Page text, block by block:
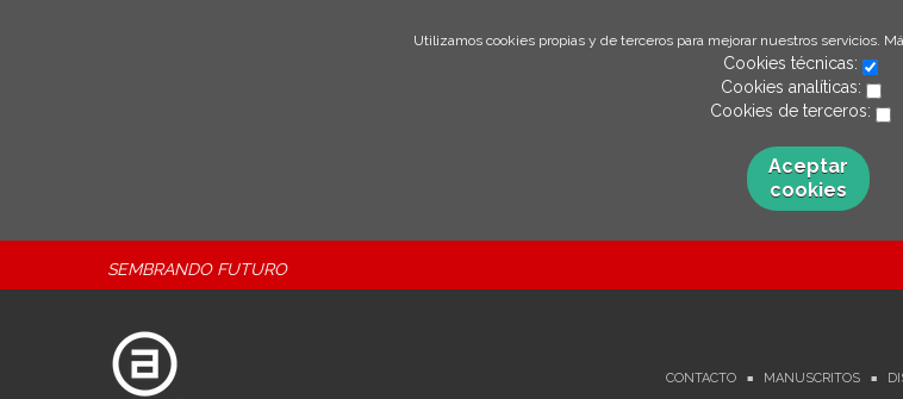
Utilizamos cookies propias y de terceros para mejorar nuestros servicios.
Cookies técnicas:
Cookies analíticas:
Cookies de terceros:
Aceptar
cookies
SEMBRANDO FUTURO
CONTACTO MANUSCRITOS